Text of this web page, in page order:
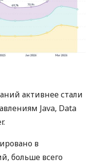
активнее стали
Java, Data
в
больше всего